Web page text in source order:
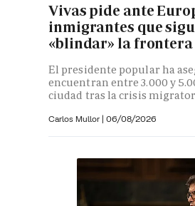
Vivas pide ante
inmigrantes que
«blindar» la frontera
El presidente popular ha
encuentran entre 3.000 y
ciudad tras la crisis
Carlos Mullor | 06/08/2026